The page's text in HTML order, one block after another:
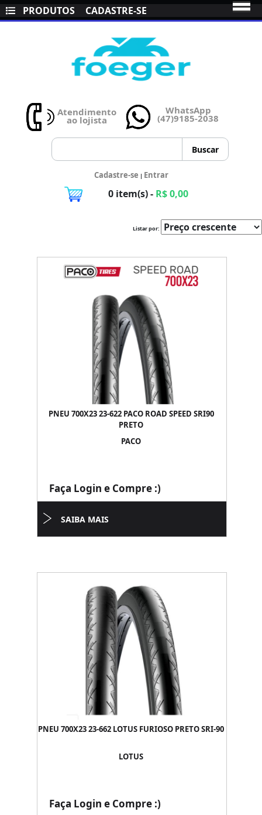
PRODUTOS CADASTRE-SE
Atendimento
ao lojista
WhatsApp
(47)9185-2038
Cadastre-se | Entrar
0 item(s) - R$ 0,00
Listar por:
PNEU 700X23 23-622 PACO ROAD SPEED SRI90
PRETO
PACO
Faça Login e Compre :)
SAIBA MAIS
PNEU 700X23 23-662 LOTUS FURIOSO PRETO SRI-90
LOTUS
Faça Login e Compre :)